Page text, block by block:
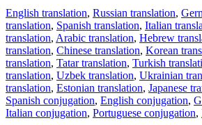
English translation, Russian translation,
translation, Spanish translation, Italian
translation, Arabic translation, Hebrew
translation, Chinese translation, Korean
translation, Tatar translation, Turkish
translation, Uzbek translation, Ukrainian
translation, Estonian translation, Japanese
Spanish conjugation, English conjugation,
Italian conjugation, Portuguese conjugation,